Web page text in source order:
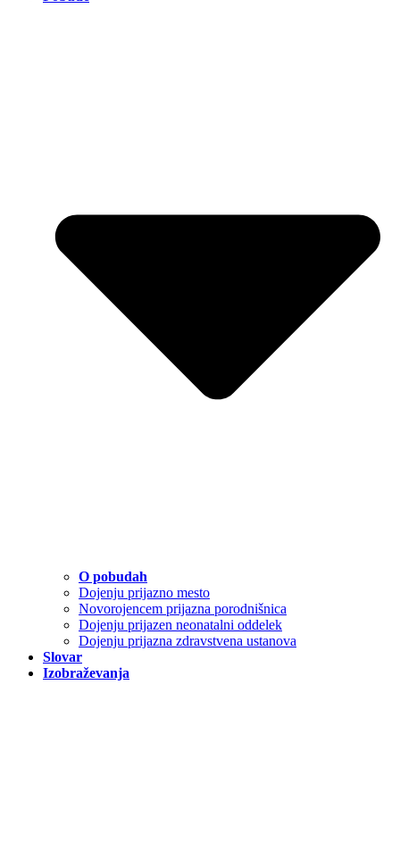
O pobudah
Dojenju prijazno mesto
Novorojencem prijazna porodnišnica
Dojenju prijazen neonatalni oddelek
Dojenju prijazna zdravstvena ustanova
Slovar
Izobraževanja